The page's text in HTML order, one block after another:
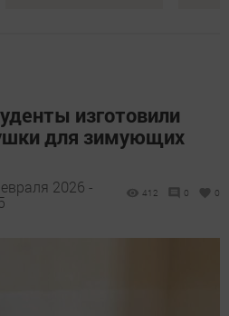
изготовили
для зимующих
2026 -
412 0 0